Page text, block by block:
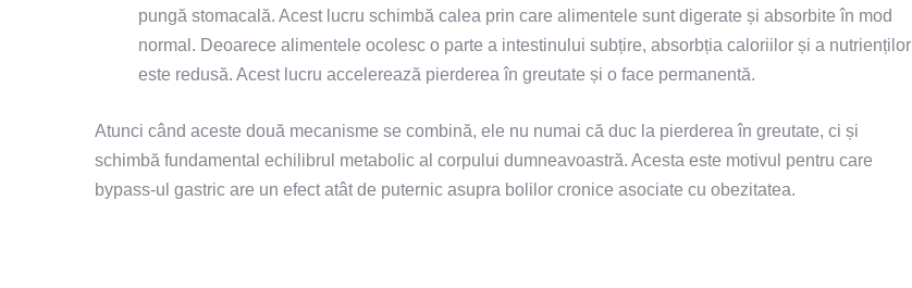
pungă stomacală. Acest lucru schimbă calea prin care alimentele sunt digerate și absorbite în mod
normal. Deoarece alimentele ocolesc o parte a intestinului subțire, absorbția caloriilor și a nutrienților
este redusă. Acest lucru accelerează pierderea în greutate și o face permanentă.
Atunci când aceste două mecanisme se combină, ele nu numai că duc la pierderea în greutate, ci și
schimbă fundamental echilibrul metabolic al corpului dumneavoastră. Acesta este motivul pentru care
bypass-ul gastric are un efect atât de puternic asupra bolilor cronice asociate cu obezitatea.